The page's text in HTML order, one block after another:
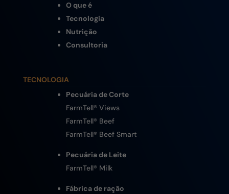
O que é
Tecnologia
Nutrição
Consultoria
TECNOLOGIA
Pecuária de Corte
FarmTell® Views
FarmTell® Beef
FarmTell® Beef Smart
Pecuária de Leite
FarmTell® Milk
Fábrica de ração